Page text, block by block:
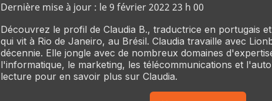
Dernière mise à jour : le 9 février 2022 23 h 00
Découvrez le profil de Claudia B., traductrice en portugais
qui vit à Rio de Janeiro, au Brésil. Claudia travaille avec
décennie. Elle jongle avec de nombreux domaines
l'informatique, le marketing, les télécommunications et
lecture pour en savoir plus sur Claudia.